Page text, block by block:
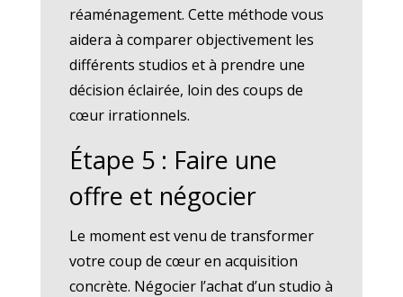
réaménagement. Cette méthode vous
aidera à comparer objectivement les
différents studios et à prendre une
décision éclairée, loin des coups de
cœur irrationnels.
Étape 5 : Faire une
offre et négocier
Le moment est venu de transformer
votre coup de cœur en acquisition
concrète. Négocier l’achat d’un studio à